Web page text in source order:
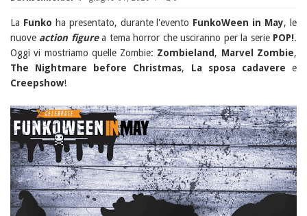
La Funko ha presentato, durante l'evento FunkoWeen in May, le
nuove action figurea tema horror che usciranno per la serie POP!.
Oggi vi mostriamo quelle Zombie: Zombieland, Marvel Zombie,
The Nightmare before Christmas, La sposa cadavere e
Creepshow!